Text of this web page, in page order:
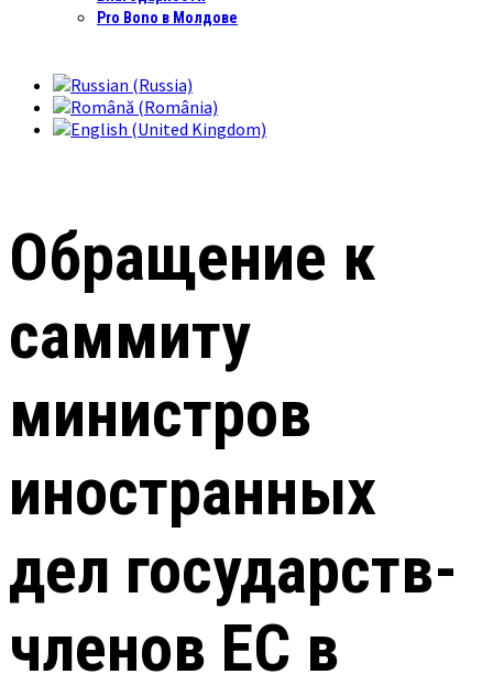
Pro Bono в Молдове
Обращение к
саммиту
министров
иностранных
дел государств-
членов ЕС в